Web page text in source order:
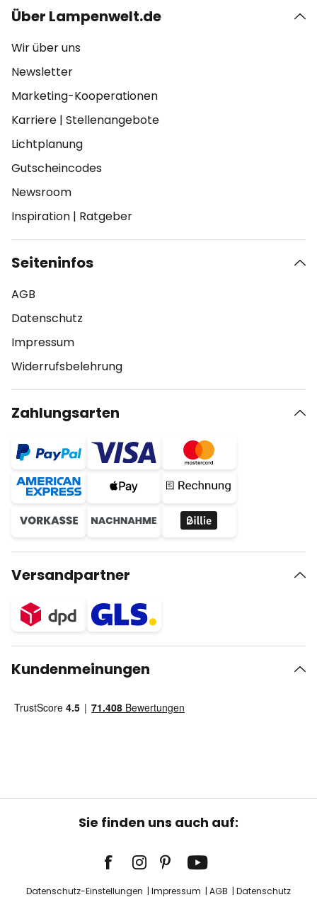
Über Lampenwelt.de
Wir über uns
Newsletter
Marketing-Kooperationen
Karriere | Stellenangebote
Lichtplanung
Gutscheincodes
Newsroom
Inspiration | Ratgeber
Seiteninfos
AGB
Datenschutz
Impressum
Widerrufsbelehrung
Zahlungsarten
Versandpartner
Kundenmeinungen
Sie finden uns auch auf:
Datenschutz-Einstellungen Impressum AGB Datenschutz